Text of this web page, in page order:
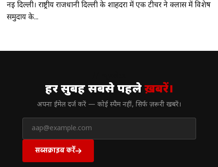
नई दिल्ली। राष्ट्रीय राजधानी दिल्ली के शाहदरा में एक टीचर ने क्लास में विशेष
समुदाय के...
हर सुबह सबसे पहलेख़बरें।
अपना ईमेल दर्ज करें — कोई स्पैम नहीं, सिर्फ ज़रूरी खबरें।
सब्सक्राइब करें